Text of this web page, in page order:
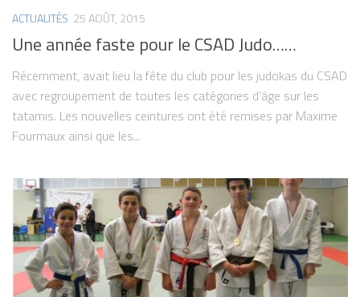
ACTUALITÉS 25 AOÛT, 2015
Une année faste pour le CSAD Judo……
Récemment, avait lieu la fête du club pour les judokas du CSAD
avec regroupement de toutes les catégories d’âge sur les
tatamis. Les nouvelles ceintures ont été remises par Maxime
Fourmaux ainsi que les...